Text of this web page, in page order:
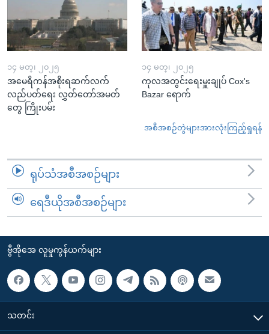
၁၄ မတ္၊ ၂၀၂၅
အမေရိကန်အစိုးရဆက်လက်
လည်ပတ်ရေး လွှတ်တော်အမတ်
တွေ ကြိုးပမ်း
၁၄ မတ္၊ ၂၀၂၅
ကုလအတွင်းရေးမှူးချုပ် Cox's
Bazar ရောက်
အစီအစဉ်တွဲများအားလုံးကြည့်ရှုရန်
ရုပ်သံအစီအစဉ်များ
ရေဒီယိုအစီအစဉ်များ
ဗွီအိုအေ လူမှုကွန်ယက်များ
သတင်း